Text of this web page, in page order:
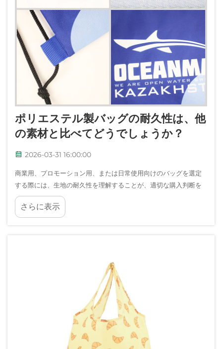
ポリエステル製バッグの耐久性は、他
の素材と比べてどうでしょうか？
2026-03-31 16:00:00
商業用、プロモーション用、または日常使用向けのバッグを選定
する際には、生地の耐久性を理解することが、適切な購入判断を
行う上で極めて重要となります。ポリエステル製バッグは、長寿
命性、摩耗に対する耐性、および主な…という点で明確な利点を提
さらに表示